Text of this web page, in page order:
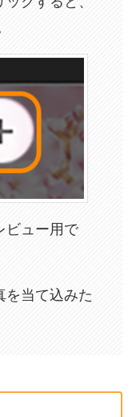
ビュー用で
を当て込みた